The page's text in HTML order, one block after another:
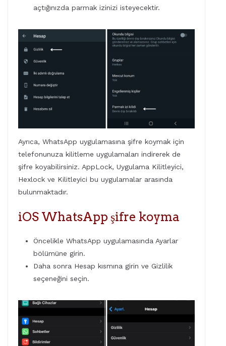
açtığınızda parmak izinizi isteyecektir.
Ayrıca, WhatsApp uygulamasına şifre koymak için
telefonunuza kilitleme uygulamaları indirerek de
şifre koyabilirsiniz. AppLock, Uygulama Kilitleyici,
Hexlock ve Kilitleyici bu uygulamalar arasında
bulunmaktadır.
iOS WhatsApp şifre koyma
Öncelikle WhatsApp uygulamasında Ayarlar
bölümüne girin.
Daha sonra Hesap kısmına girin ve Gizlilik
seçeneğini seçin.